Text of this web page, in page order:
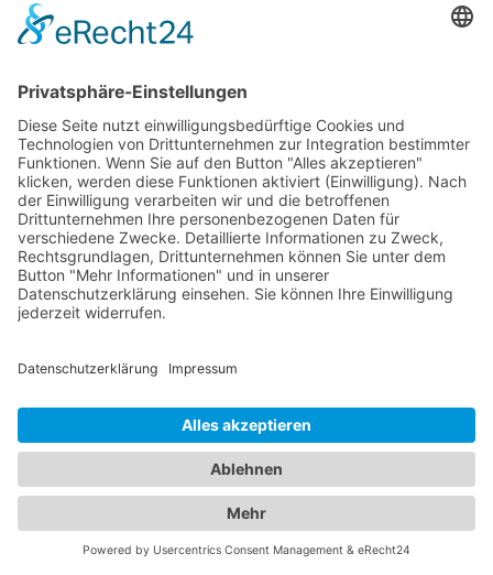
hochqualifiziert und spezialisiert auf die
Behandlung und Pflege Ihrer Augengesundheit. Sie
einschließlich Routineuntersuchungen, Diagnose
und Behandlung von Augenerkrankungen sowie
Brillen- und Kontaktlinsenanpassungen. Mit
modernsten Technologien und einem
einfühlsamen Ansatz sorgen sie für Ihre klare Sicht
und Ihr Wohlbefinden. Zusätzlich bieten wir Ihnen
Zugang zu erfahrenen Kinderärzten in Bockhorn,
Jadebusen, die sich auf die Betreuung der kleinen
Patienten spezialisiert haben. Sie kümmern sich
Wohlergehen Ihrer Kinder und bieten
Vorsorgeuntersuchungen, Impfungen und die
Behandlung von Kinderkrankheiten an. Mit ihrer
Fachkompetenz und ihrem einfühlsamen Umgang
schaffen sie eine vertrauensvolle Atmosphäre für
Ihre Familie. Vertrauen Sie auf unser
Branchenportal, um den besten Augenarzt und
Kinderarzt Bockhorn, Jadebusenzu finden. Sorgen